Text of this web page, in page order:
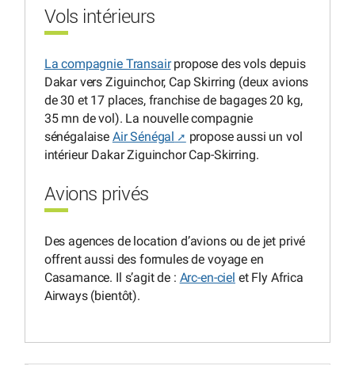
Vols intérieurs
La compagnie Transairpropose des vols depuis
Dakar vers Ziguinchor, Cap Skirring (deux avions
de 30 et 17 places, franchise de bagages 20 kg,
35 mn de vol). La nouvelle compagnie
sénégalaise Air Sénégal
propose aussi un vol
intérieur Dakar Ziguinchor Cap-Skirring.
Avions privés
Des agences de location d’avions ou de jet privé
offrent aussi des formules de voyage en
Casamance. Il s’agit de : Arc-en-ciel et Fly Africa
Airways (bientôt).